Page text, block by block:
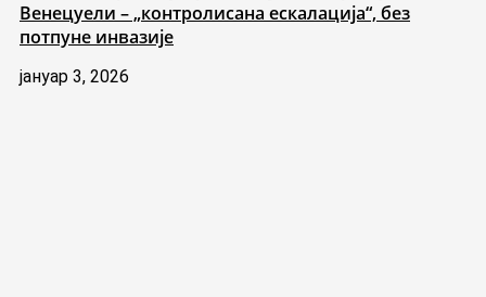
Венецуели – „контролисана ескалација“, без
потпуне инвазије
јануар 3, 2026